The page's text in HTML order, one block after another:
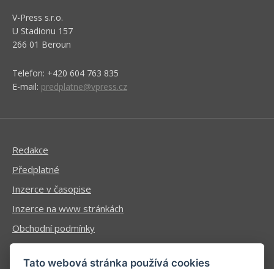
V-Press s.r.o.
U Stadionu 157
266 01 Beroun
Telefon: +420 604 763 835
E-mail: predplatne@vpress.cz
Redakce
Předplatné
Inzerce v časopise
Inzerce na www stránkách
Obchodní podmínky
Ochrana osobních údajů
Tato webová stránka používá cookies